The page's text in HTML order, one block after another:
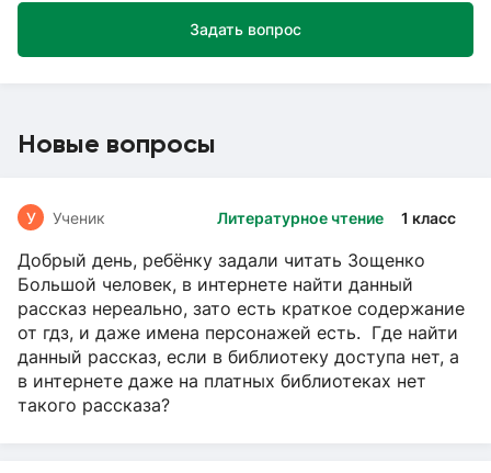
Задать вопрос
Новые вопросы
Литературное чтение 1 класс
У Ученик
Добрый день, ребёнку задали читать Зощенко
Большой человек, в интернете найти данный
рассказ нереально, зато есть краткое содержание
от гдз, и даже имена персонажей есть. Где найти
данный рассказ, если в библиотеку доступа нет, а
в интернете даже на платных библиотеках нет
такого рассказа?